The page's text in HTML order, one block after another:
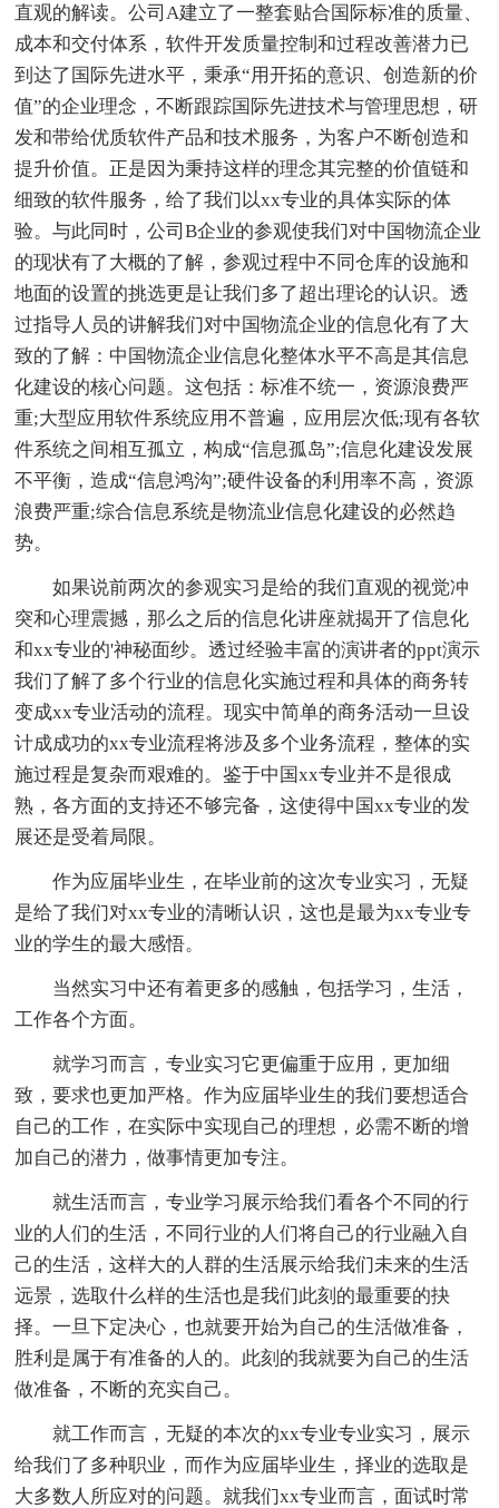
直观的解读。公司A建立了一整套贴合国际标准的质量、
成本和交付体系，软件开发质量控制和过程改善潜力已
到达了国际先进水平，秉承“用开拓的意识、创造新的价
值”的企业理念，不断跟踪国际先进技术与管理思想，研
发和带给优质软件产品和技术服务，为客户不断创造和
提升价值。正是因为秉持这样的理念其完整的价值链和
细致的软件服务，给了我们以xx专业的具体实际的体
验。与此同时，公司B企业的参观使我们对中国物流企业
的现状有了大概的了解，参观过程中不同仓库的设施和
地面的设置的挑选更是让我们多了超出理论的认识。透
过指导人员的讲解我们对中国物流企业的信息化有了大
致的了解：中国物流企业信息化整体水平不高是其信息
化建设的核心问题。这包括：标准不统一，资源浪费严
重;大型应用软件系统应用不普遍，应用层次低;现有各软
件系统之间相互孤立，构成“信息孤岛”;信息化建设发展
不平衡，造成“信息鸿沟”;硬件设备的利用率不高，资源
浪费严重;综合信息系统是物流业信息化建设的必然趋
势。
如果说前两次的参观实习是给的我们直观的视觉冲
突和心理震撼，那么之后的信息化讲座就揭开了信息化
和xx专业的'神秘面纱。透过经验丰富的演讲者的ppt演示
我们了解了多个行业的信息化实施过程和具体的商务转
变成xx专业活动的流程。现实中简单的商务活动一旦设
计成成功的xx专业流程将涉及多个业务流程，整体的实
施过程是复杂而艰难的。鉴于中国xx专业并不是很成
熟，各方面的支持还不够完备，这使得中国xx专业的发
展还是受着局限。
作为应届毕业生，在毕业前的这次专业实习，无疑
是给了我们对xx专业的清晰认识，这也是最为xx专业专
业的学生的最大感悟。
当然实习中还有着更多的感触，包括学习，生活，
工作各个方面。
就学习而言，专业实习它更偏重于应用，更加细
致，要求也更加严格。作为应届毕业生的我们要想适合
自己的工作，在实际中实现自己的理想，必需不断的增
加自己的潜力，做事情更加专注。
就生活而言，专业学习展示给我们看各个不同的行
业的人们的生活，不同行业的人们将自己的行业融入自
己的生活，这样大的人群的生活展示给我们未来的生活
远景，选取什么样的生活也是我们此刻的最重要的抉
择。一旦下定决心，也就要开始为自己的生活做准备，
胜利是属于有准备的人的。此刻的我就要为自己的生活
做准备，不断的充实自己。
就工作而言，无疑的本次的xx专业专业实习，展示
给我们了多种职业，而作为应届毕业生，择业的选取是
大多数人所应对的问题。就我们xx专业而言，面试时常